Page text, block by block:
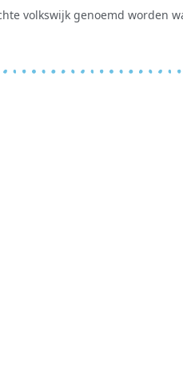
volkswijk genoemd worden